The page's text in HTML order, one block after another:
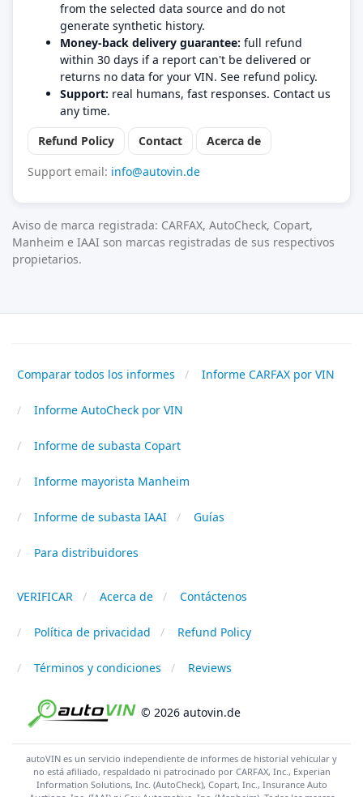
from the selected data source and do not
generate synthetic history.
Money-back delivery guarantee: full refund
within 30 days if a report can't be delivered or
returns no data for your VIN. See refund policy.
Support: real humans, fast responses. Contact us
any time.
Refund Policy
Contact
Acerca de
Support email: info@autovin.de
Aviso de marca registrada: CARFAX, AutoCheck, Copart,
Manheim e IAAI son marcas registradas de sus respectivos
propietarios.
Comparar todos los informes Informe CARFAX por VIN
Informe AutoCheck por VIN
Informe de subasta Copart
Informe mayorista Manheim
Informe de subasta IAAI Guías
Para distribuidores
VERIFICAR Acerca de Contáctenos
Política de privacidad Refund Policy
Términos y condiciones Reviews
© 2026 autovin.de
autoVIN es un servicio independiente de informes de historial vehicular y
no está afiliado, respaldado ni patrocinado por CARFAX, Inc., Experian
Information Solutions, Inc. (AutoCheck), Copart, Inc., Insurance Auto